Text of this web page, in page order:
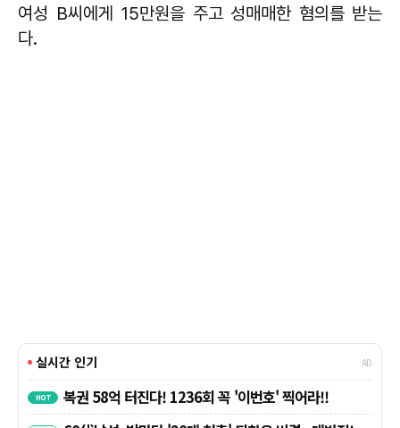
여성 B씨에게 15만원을 주고 성매매한 혐의를 받는
다.